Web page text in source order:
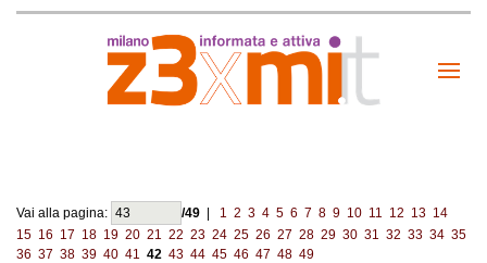
Vai alla pagina: /49 1 2 3 4 5 6 7 8 9 10 11 12 13 14
15 16 17 18 19 20 21 22 23 24 25 26 27 28 29 30 31 32 33 34 35
36 37 38 39 40 41 42 43 44 45 46 47 48 49